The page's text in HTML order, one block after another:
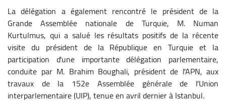
La délégation a également rencontré le président de la
Grande Assemblée nationale de Turquie, M. Numan
Kurtulmus, qui a salué les résultats positifs de la récente
visite du président de la République en Turquie et la
participation d'une importante délégation parlementaire,
conduite par M. Brahim Boughali, président de l'APN, aux
travaux de la 152e Assemblée générale de l'Union
interparlementaire (UIP), tenue en avril dernier à Istanbul.